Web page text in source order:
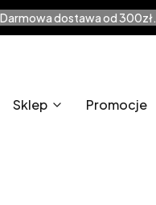
Darmowa dostawa od 300zł.
Sklep Promocje